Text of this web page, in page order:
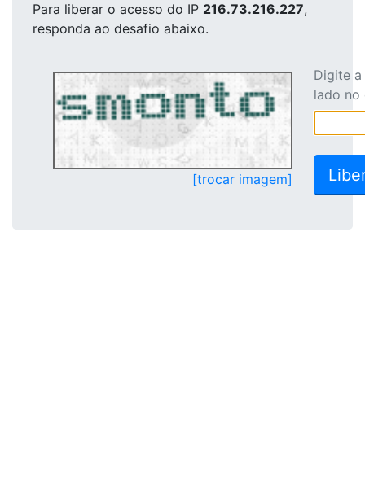
Para liberar o acesso do IP 216.73.216.227,
responda ao desafio abaixo.
[trocar imagem]
Digite
lado no